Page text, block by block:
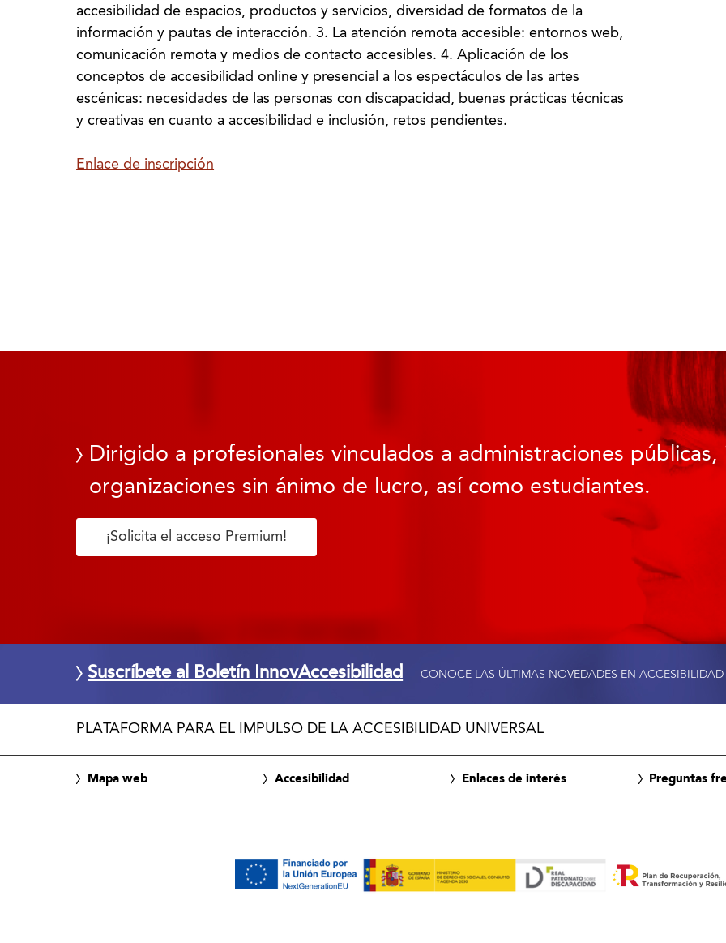
accesibilidad de espacios, productos y servicios, diversidad de formatos de la
información y pautas de interacción. 3. La atención remota accesible: entornos web,
comunicación remota y medios de contacto accesibles. 4. Aplicación de los
conceptos de accesibilidad online y presencial a los espectáculos de las artes
escénicas: necesidades de las personas con discapacidad, buenas prácticas técnicas
y creativas en cuanto a accesibilidad e inclusión, retos pendientes.
Enlace de inscripción
Dirigido a profesionales vinculados a administraciones
organizaciones sin ánimo de lucro, así como estudiantes.
¡Solicita el acceso Premium!
Suscríbete al Boletín InnovAccesibilidad CONOCE LAS ÚLTIMAS NOVEDADES EN
PLATAFORMA PARA EL IMPULSO DE LA ACCESIBILIDAD UNIVERSAL
Mapa web Accesibilidad Enlaces de interés Preguntas